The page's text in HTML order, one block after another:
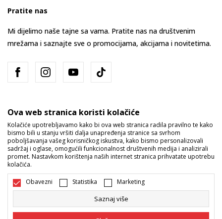
Pratite nas
Mi dijelimo naše tajne sa vama. Pratite nas na društvenim
mrežama i saznajte sve o promocijama, akcijama i novitetima.
Bosna i Hercegovina Promijenite
Nastojimo da budemo što precizniji u opisu proizvoda, prikazu slika i
Ova web stranica koristi kolačiće
Kolačiće upotrebljavamo kako bi ova web stranica radila pravilno te kako
bismo bili u stanju vršiti dalja unapređenja stranice sa svrhom
poboljšavanja vašeg korisničkog iskustva, kako bismo personalizovali
sadržaj i oglase, omogućili funkcionalnost društvenih medija i analizirali
promet. Nastavkom korištenja naših internet stranica prihvatate upotrebu
kolačića.
Obavezni Statistika Marketing
Saznaj više